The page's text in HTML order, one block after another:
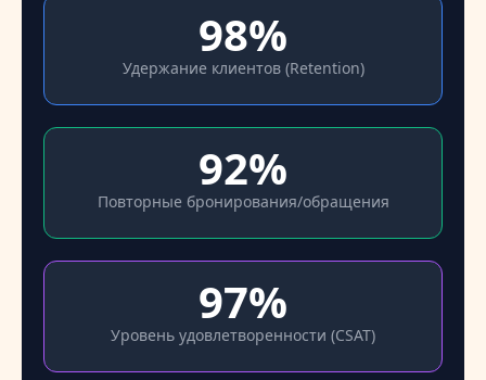
98%
Удержание клиентов (Retention)
92%
Повторные бронирования/обращения
97%
Уровень удовлетворенности (CSAT)